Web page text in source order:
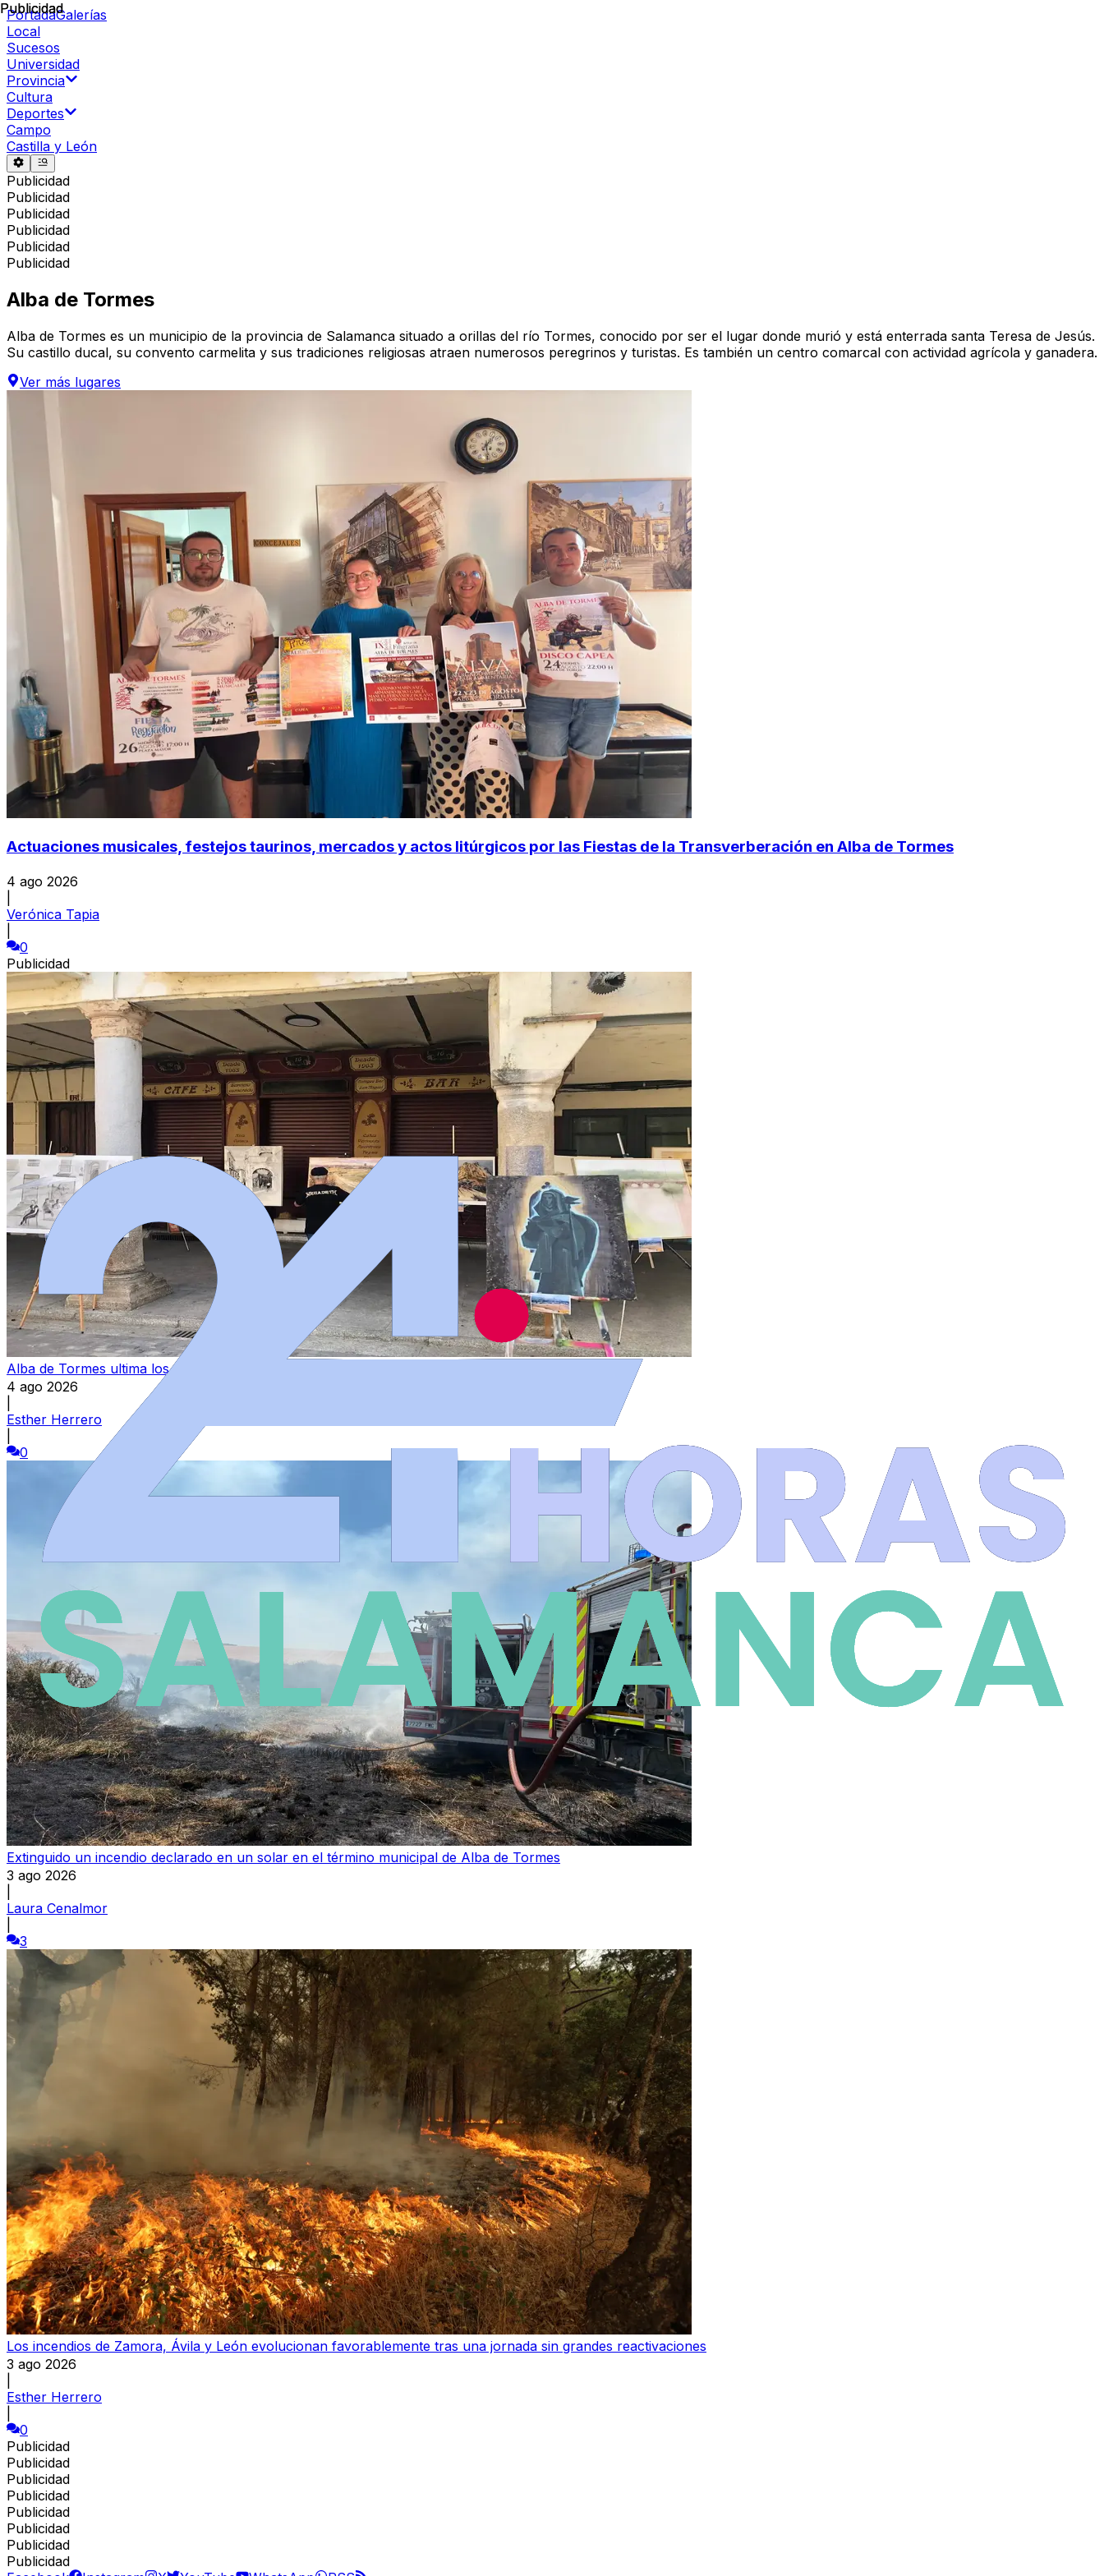
PortadaGalerías
Local
Sucesos
Universidad
Provincia
Cultura
Deportes
Campo
Castilla y León
Publicidad
Publicidad
Publicidad
Publicidad
Publicidad
Publicidad
Publicidad
Alba de Tormes
Alba de Tormes es un municipio de la provincia de Salamanca situado a orillas del río Tormes, conocido por ser el lugar donde murió y está enterrada santa Teresa de Jesús.
Su castillo ducal, su convento carmelita y sus tradiciones religiosas atraen numerosos peregrinos y turistas. Es también un centro comarcal con actividad agrícola y ganadera.
Ver más lugares
Actuaciones musicales, festejos taurinos, mercados y actos litúrgicos por las Fiestas de la Transverberación en Alba de Tormes
4 ago 2026
Verónica Tapia
0
Publicidad
Alba de Tormes ultima los preparativos para su IX Certamen de Pintura Rápida al Aire Libre
4 ago 2026
Esther Herrero
0
Extinguido un incendio declarado en un solar en el término municipal de Alba de Tormes
3 ago 2026
Laura Cenalmor
3
Los incendios de Zamora, Ávila y León evolucionan favorablemente tras una jornada sin grandes reactivaciones
3 ago 2026
Esther Herrero
0
Publicidad
Publicidad
Publicidad
Publicidad
Publicidad
Publicidad
Publicidad
Publicidad
Publicidad